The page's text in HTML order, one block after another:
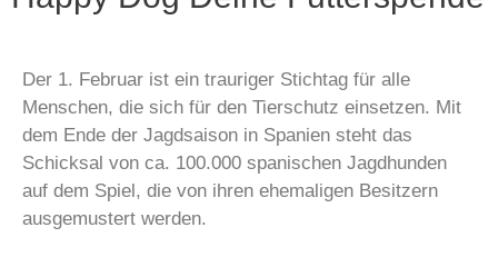
Der 1. Februar ist ein trauriger Stichtag für alle
Menschen, die sich für den Tierschutz einsetzen. Mit
dem Ende der Jagdsaison in Spanien steht das
Schicksal von ca. 100.000 spanischen Jagdhunden
auf dem Spiel, die von ihren ehemaligen Besitzern
ausgemustert werden.